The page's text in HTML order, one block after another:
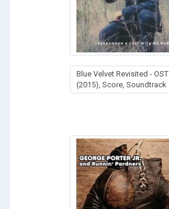
Blue Velvet Revisited - OST
(2015), Score, Soundtrack